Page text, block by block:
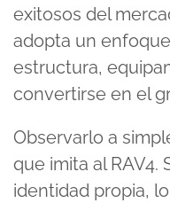
exitosos del
adopta un
estructura,
convertirse en el
Observarlo a
que imita al RAV4.
identidad propia,